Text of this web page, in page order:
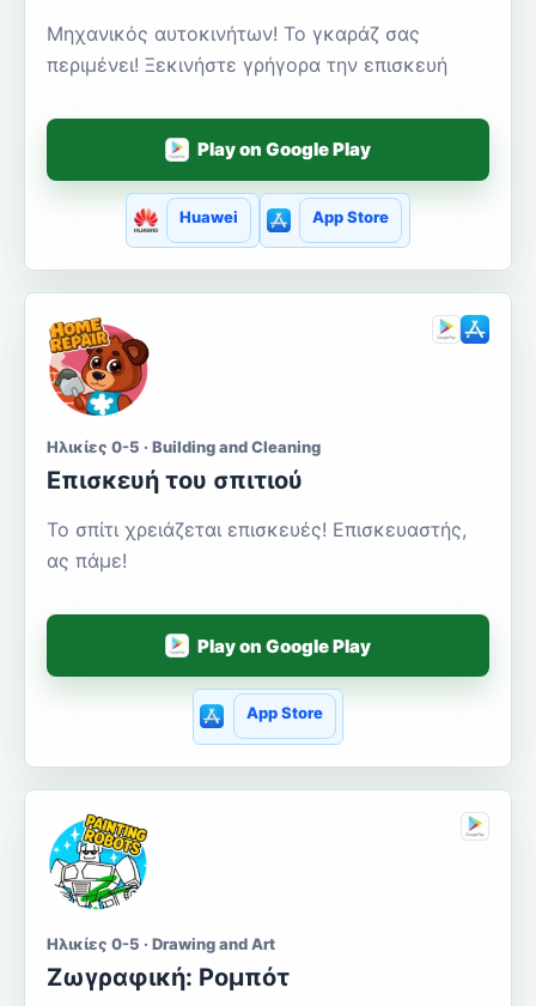
Μηχανικός αυτοκινήτων! Το γκαράζ σας
περιμένει! Ξεκινήστε γρήγορα την επισκευή
Play on Google Play
Huawei App Store
Ηλικίες 0-5 · Building and Cleaning
Επισκευή του σπιτιού
Το σπίτι χρειάζεται επισκευές! Επισκευαστής,
ας πάμε!
Play on Google Play
App Store
Ηλικίες 0-5 · Drawing and Art
Ζωγραφική: Ρομπότ